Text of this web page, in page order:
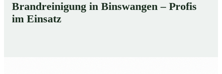
Brandreinigung in Binswangen – Profis
im Einsatz